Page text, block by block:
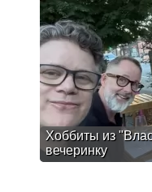
Хоббиты из
вечеринку